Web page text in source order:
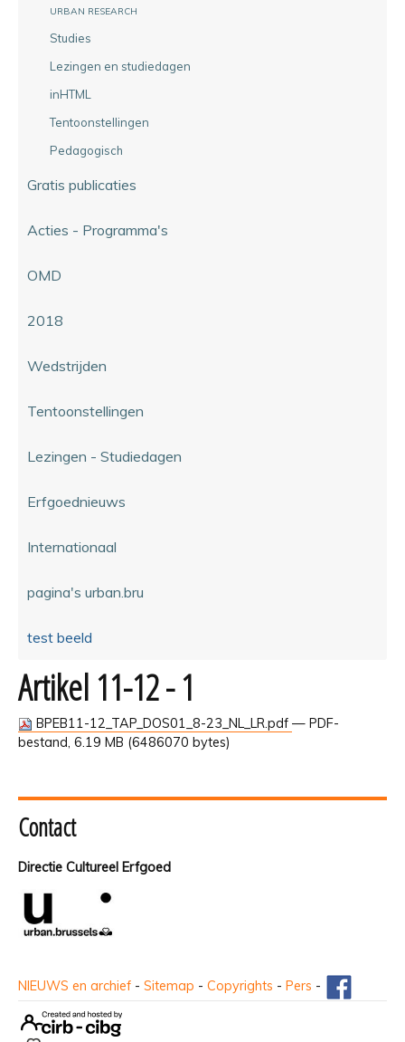
URBAN RESEARCH
Studies
Lezingen en studiedagen
inHTML
Tentoonstellingen
Pedagogisch
Gratis publicaties
Acties - Programma's
OMD
2018
Wedstrijden
Tentoonstellingen
Lezingen - Studiedagen
Erfgoednieuws
Internationaal
pagina's urban.bru
test beeld
Artikel 11-12 - 1
BPEB11-12_TAP_DOS01_8-23_NL_LR.pdf — PDF-
bestand, 6.19 MB (6486070 bytes)
Contact
Directie Cultureel Erfgoed
NIEUWS en archief - Sitemap - Copyrights - Pers -